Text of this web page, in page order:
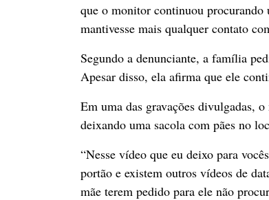
que o monitor continuou procurando
mantivesse mais qualquer contato
Segundo a denunciante, a família
Apesar disso, ela afirma que ele
Em uma das gravações divulgadas,
deixando uma sacola com pães no
“Nesse vídeo que eu deixo para
portão e existem outros vídeos de
mãe terem pedido para ele não